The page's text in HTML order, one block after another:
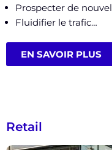
Prospecter de
Fluidifier le trafic…
EN SAVOIR PLUS
Retail